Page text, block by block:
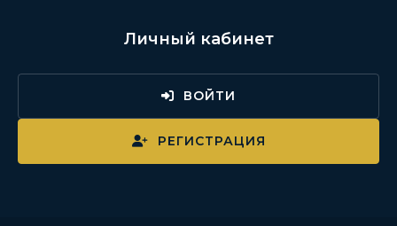
Личный кабинет
ВОЙТИ
РЕГИСТРАЦИЯ